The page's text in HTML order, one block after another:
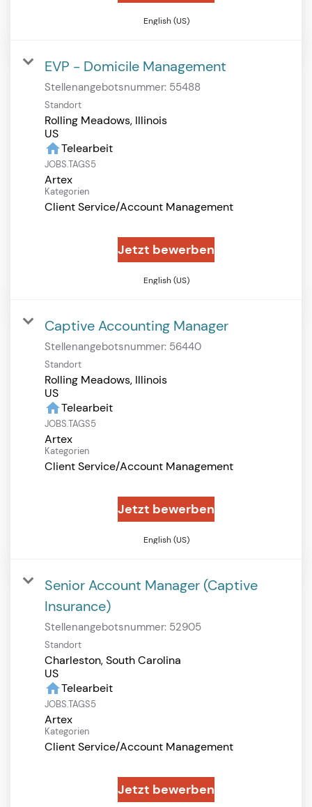
English (US)
EVP - Domicile Management
Stellenangebotsnummer: 55488
Standort
Rolling Meadows, Illinois
homeTelearbeit
JOBS.TAGS5
Artex
Kategorien
Client Service/Account Management
Jetzt bewerben
English (US)
Captive Accounting Manager
Stellenangebotsnummer: 56440
Standort
Rolling Meadows, Illinois
homeTelearbeit
JOBS.TAGS5
Artex
Kategorien
Client Service/Account Management
Jetzt bewerben
English (US)
Senior Account Manager (Captive
Insurance)
Stellenangebotsnummer: 52905
Standort
Charleston, South Carolina
homeTelearbeit
JOBS.TAGS5
Artex
Kategorien
Client Service/Account Management
Jetzt bewerben